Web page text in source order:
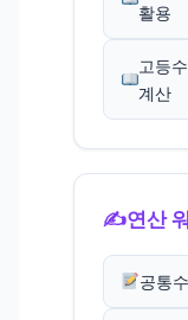
활용
고등
계산
✍️연산
공통